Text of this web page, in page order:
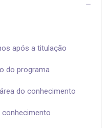
após a titulação
do programa
do conhecimento
conhecimento